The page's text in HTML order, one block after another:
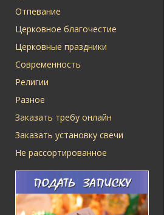
Отпевание
Церковное благочестие
Церковные праздники
Современность
Религии
Разное
Заказать требу онлайн
Заказать установку свечи
Не рассортированное